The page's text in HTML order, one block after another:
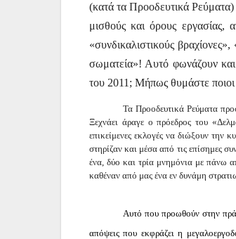
(κατά τα Προοδευτικά Ρεύματα)
μισθούς και όρους εργασίας,
«συνδικαλιστικούς
σωματεία»! Αυτό φωνάζουν
του 2011; Μήπως θυμάστε
Τα Προοδευτικά Ρεύματα
Ξεχνάει άραγε ο πρόεδρος του
επικείμενες εκλογές να διώξουν
στηρίζαν και μέσα από τις επίσημες
ένα, δύο και τρία μνημόνια με πάνω
καθέναν από μας ένα εν δυνάμη
Αυτό που προωθούν στην
απόψεις που εκφράζει η